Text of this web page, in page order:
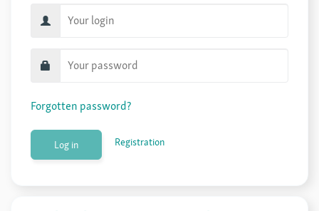
Forgotten password?
Log in Registration